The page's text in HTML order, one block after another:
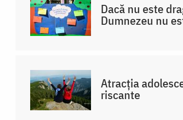
Dacă nu este
Dumnezeu nu
Atracția
riscante